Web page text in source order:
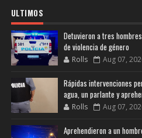
ULTIMOS
Detuvieron a tres
de violencia de género
Rolls Aug 07,
Rápidas intervenciones
agua, un parlante y
Rolls Aug 07,
Aprehendieron a un